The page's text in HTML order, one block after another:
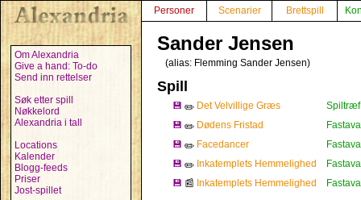
Om Alexandria
Give a hand: To-do
Send inn rettelser
Søk etter spill
Nøkkelord
Alexandria i tall
Locations
Kalender
Blogg-feeds
Priser
Jost-spillet
Personer Scenarier Brettspill
Sander Jensen
(alias: Flemming Sander Jensen)
Spill
💾 ✏️ Det Velvillige Græs
Spiltræf
💾 ✏️ Dødens Fristad
💾 ✏️ Facedancer
💾 ✏️ Inkatemplets Hemmelighed
💾 📰 Inkatemplets Hemmelighed